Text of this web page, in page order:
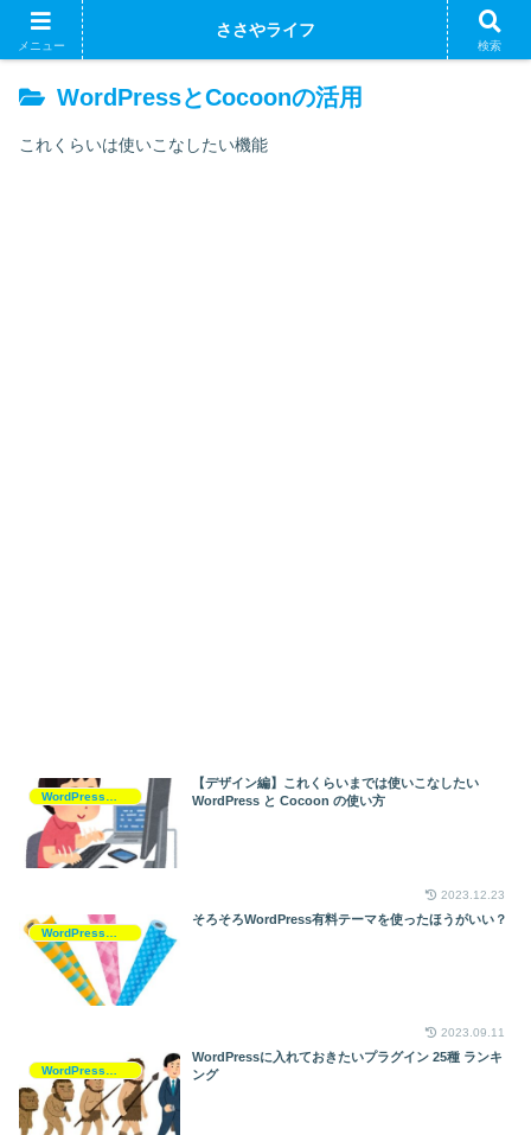
WordPressとCocoonの活用
これくらいは使いこなしたい機能
【デザイン編】これくらいまでは使いこなしたい
WordPress と Cocoon の使い方
2023.12.23
WordPressとCocoonの活用
そろそろWordPress有料テーマを使ったほうがいい？
2023.09.11
WordPressに入れておきたいプラグイン 25種 ランキ
ング
メニュー
ささやライフ
検索